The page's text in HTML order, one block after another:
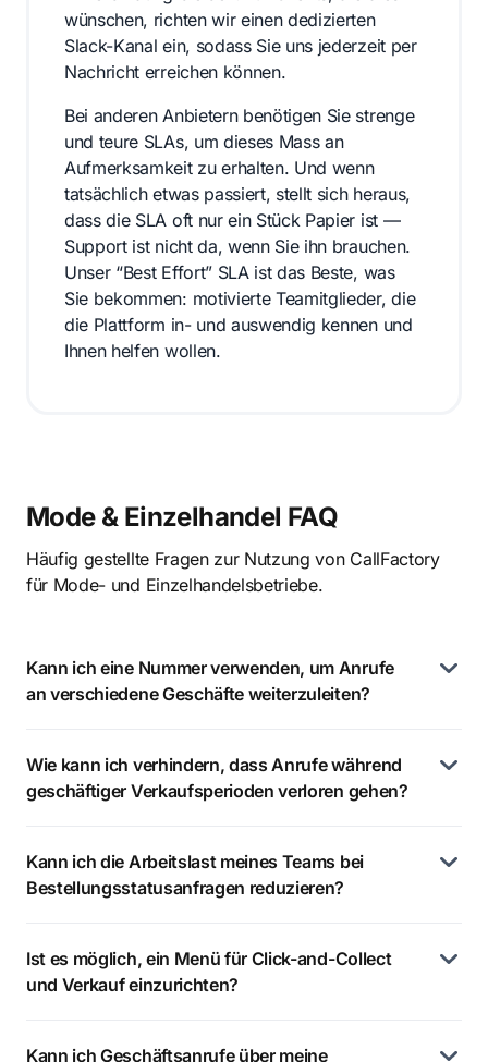
wünschen, richten wir einen dedizierten
Slack-Kanal ein, sodass Sie uns jederzeit per
Nachricht erreichen können.
Bei anderen Anbietern benötigen Sie strenge
und teure SLAs, um dieses Mass an
Aufmerksamkeit zu erhalten. Und wenn
tatsächlich etwas passiert, stellt sich heraus,
dass die SLA oft nur ein Stück Papier ist —
Support ist nicht da, wenn Sie ihn brauchen.
Unser “Best Effort” SLA ist das Beste, was
Sie bekommen: motivierte Teamitglieder, die
die Plattform in- und auswendig kennen und
Ihnen helfen wollen.
Mode & Einzelhandel FAQ
Häufig gestellte Fragen zur Nutzung von CallFactory
für Mode- und Einzelhandelsbetriebe.
Kann ich eine Nummer verwenden, um Anrufe
an verschiedene Geschäfte weiterzuleiten?
Wie kann ich verhindern, dass Anrufe während
geschäftiger Verkaufsperioden verloren gehen?
Kann ich die Arbeitslast meines Teams bei
Bestellungsstatusanfragen reduzieren?
Ist es möglich, ein Menü für Click-and-Collect
und Verkauf einzurichten?
Kann ich Geschäftsanrufe über meine